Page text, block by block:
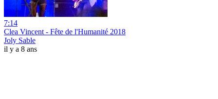
7:14
Clea Vincent - Fête de l'Humanité 2018
Joly Sable
il y a 8 ans